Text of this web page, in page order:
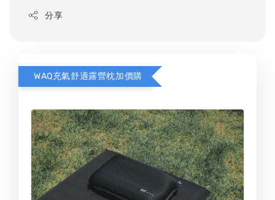
分享
WAQ充氣舒適露營枕加價購